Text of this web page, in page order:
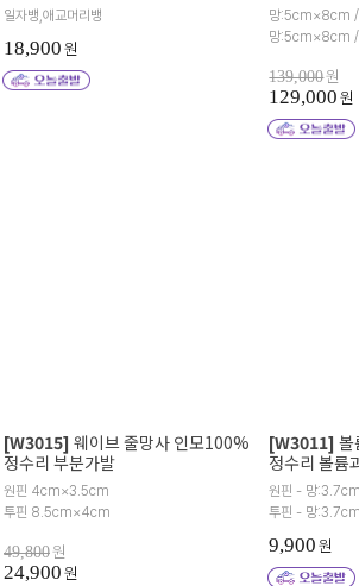
일자뱅,애교머리뱅
18,900원
망:5cm×8cm
망:5cm×8cm
139,000원
129,000원
[W3015] 웨이브 줄망사 인모100%
정수리 부분가발
원핀 4cm×3.5cm
투핀 8.5cm×4cm
49,800원
24,900원
[W3011] 볼
정수리 볼륨
원핀 - 망
투핀 - 망
9,900원